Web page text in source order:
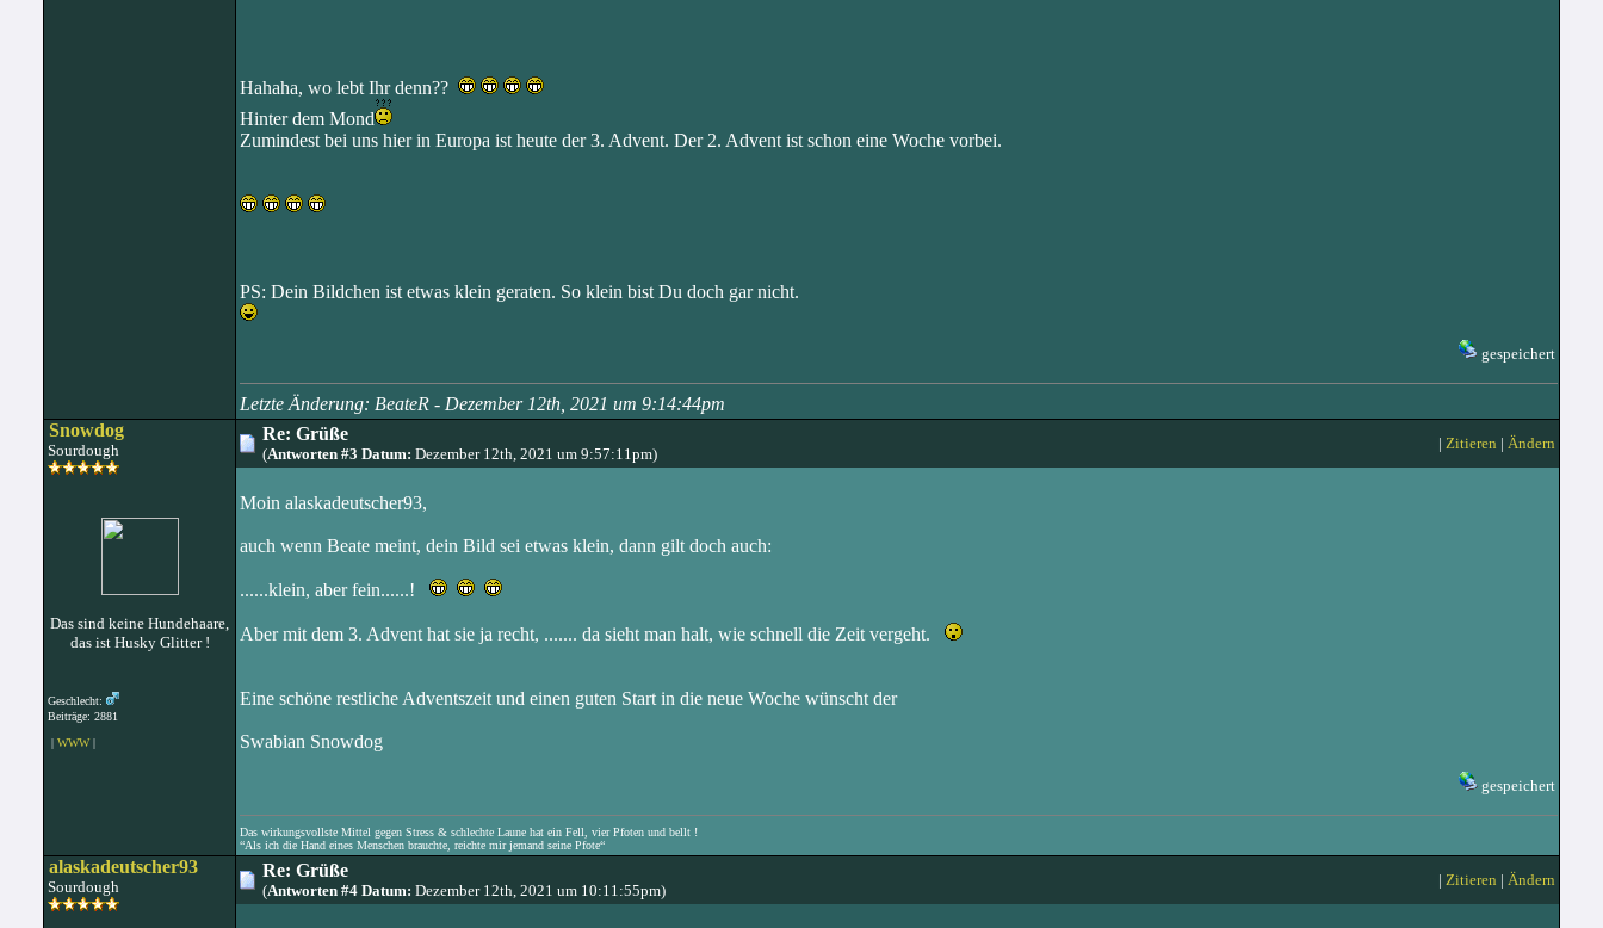
Hahaha, wo lebt Ihr denn??
Hinter dem Mond
Zumindest bei uns hier in Europa ist heute der 3. Advent. Der 2. Advent ist schon eine Woche vorbei.
PS: Dein Bildchen ist etwas klein geraten. So klein bist Du doch gar nicht.
gespeichert
Letzte Änderung: BeateR - Dezember 12th, 2021 um 9:14:44pm
Snowdog
Sourdough
Das sind keine Hundehaare,
das ist Husky Glitter !
Geschlecht:
Beiträge: 2881
| WWW|
Re: Grüße
(Antworten #3 Datum: Dezember 12th, 2021 um 9:57:11pm)
| Zitieren | Ändern
Moin alaskadeutscher93,
auch wenn Beate meint, dein Bild sei etwas klein, dann gilt doch auch:
......klein, aber fein......!
Aber mit dem 3. Advent hat sie ja recht, ....... da sieht man halt, wie schnell die Zeit vergeht.
Eine schöne restliche Adventszeit und einen guten Start in die neue Woche wünscht der
Swabian Snowdog
gespeichert
Das wirkungsvollste Mittel gegen Stress & schlechte Laune hat ein Fell, vier Pfoten und bellt !
“Als ich die Hand eines Menschen brauchte, reichte mir jemand seine Pfote“
alaskadeutscher93
Sourdough
Re: Grüße
(Antworten #4 Datum: Dezember 12th, 2021 um 10:11:55pm)
| Zitieren | Ändern